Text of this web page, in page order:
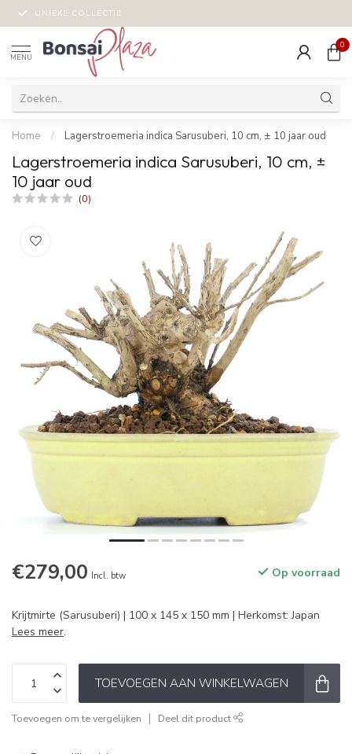
UNIEKE COLLECTIE
MENU
0
Home / Lagerstroemeria indica Sarusuberi, 10 cm, ± 10 jaar oud
Lagerstroemeria indica Sarusuberi, 10 cm, ±
10 jaar oud
(0)
€279,00 Incl. btw Op voorraad
Krijtmirte (Sarusuberi) | 100 x 145 x 150 mm | Herkomst: Japan
Lees meer.
TOEVOEGEN AAN WINKELWAGEN
Toevoegen om te vergelijken Deel dit product